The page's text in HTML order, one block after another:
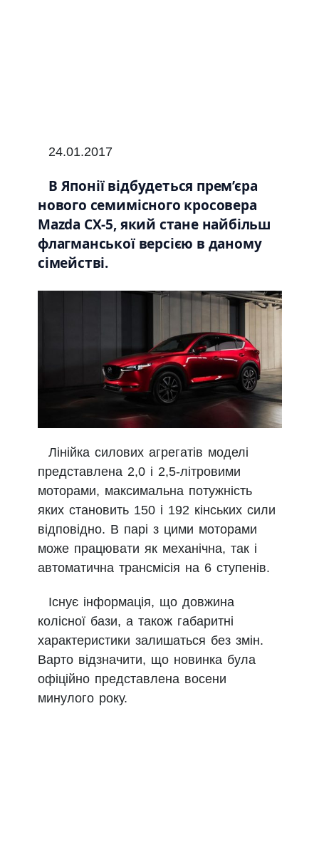
24.01.2017
В Японії відбудеться прем’єра
нового семимісного кросовера
Mazda CX-5, який стане найбільш
флагманської версією в даному
сімействі.
Лінійка силових агрегатів моделі
представлена 2,0 і 2,5-літровими
моторами, максимальна потужність
яких становить 150 і 192 кінських сили
відповідно. В парі з цими моторами
може працювати як механічна, так і
автоматична трансмісія на 6 ступенів.
Існує інформація, що довжина
колісної бази, а також габаритні
характеристики залишаться без змін.
Варто відзначити, що новинка була
офіційно представлена восени
минулого року.